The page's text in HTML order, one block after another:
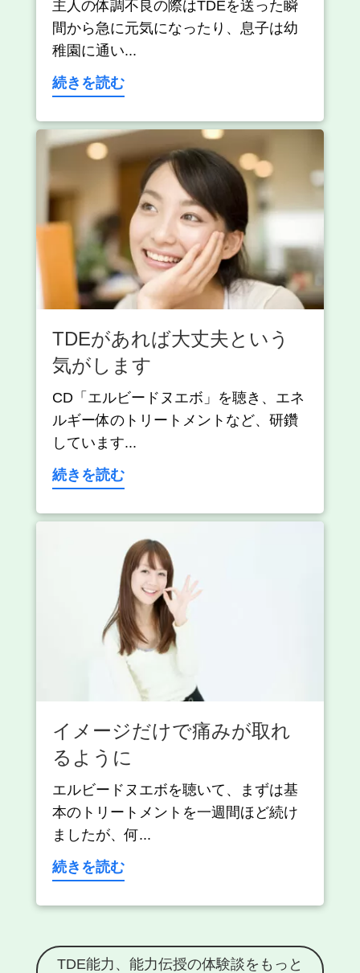
主人の体調不良の際はTDEを送った瞬
間から急に元気になったり、息子は幼
稚園に通い...
続きを読む
TDEがあれば大丈夫という
気がします
CD「エルビードヌエボ」を聴き、エネ
ルギー体のトリートメントなど、研鑽
しています...
続きを読む
イメージだけで痛みが取れ
るように
エルビードヌエボを聴いて、まずは基
本のトリートメントを一週間ほど続け
ましたが、何...
続きを読む
TDE能力、能力伝授の体験談をもっと